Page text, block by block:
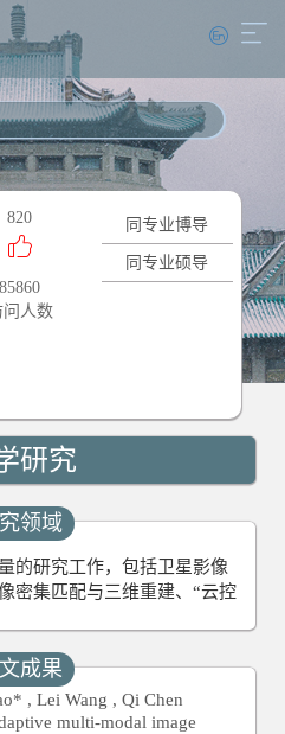
820
85860
问人数
同专业博导
同专业硕导
研究
领域
的研究工作，包括卫星影像
密集匹配与三维重建、“云控
成果
, Lei Wang , Qi Chen
multi-modal image